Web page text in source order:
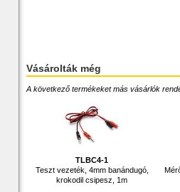
Vásárolták még
A következő termékeket más vásárlók
TLBC4-1
Teszt vezeték, 4mm banándugó,
krokodil csipesz, 1m